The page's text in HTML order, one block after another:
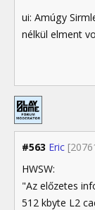
ui: Amúgy
nélkül elment
#563 Eric
HWSW:
"Az előzetes
512 kbyte L2